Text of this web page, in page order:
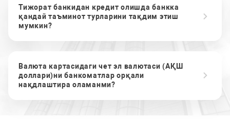
Тижорат банкидан кредит олишда банкка
қандай таъминот турларини тақдим этиш
мумкин?
Валюта картасидаги чет эл валютаси (АҚШ
доллари)ни банкоматлар орқали
нақдлаштира оламанми?